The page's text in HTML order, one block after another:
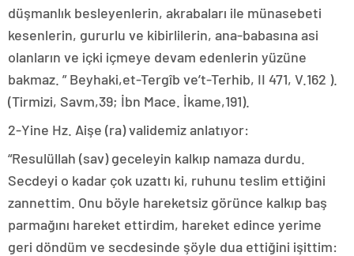
düşmanlık besleyenlerin, akrabaları ile münasebeti
kesenlerin, gururlu ve kibirlilerin, ana-babasına asi
olanların ve içki içmeye devam edenlerin yüzüne
bakmaz. ” Beyhaki,et-Tergîb ve’t-Terhib, II 471, V.162 ).
(Tirmizi, Savm,39; İbn Mace. İkame,191).
2-Yine Hz. Aişe (ra) validemiz anlatıyor:
“Resulüllah (sav) geceleyin kalkıp namaza durdu.
Secdeyi o kadar çok uzattı ki, ruhunu teslim ettiğini
zannettim. Onu böyle hareketsiz görünce kalkıp baş
parmağını hareket ettirdim, hareket edince yerime
geri döndüm ve secdesinde şöyle dua ettiğini işittim: